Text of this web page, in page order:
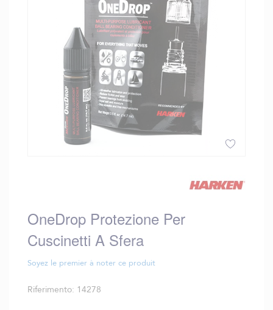
di
immagini
OneDrop Protezione Per
Cuscinetti A Sfera
Soyez le premier à noter ce produit
Riferimento 14278